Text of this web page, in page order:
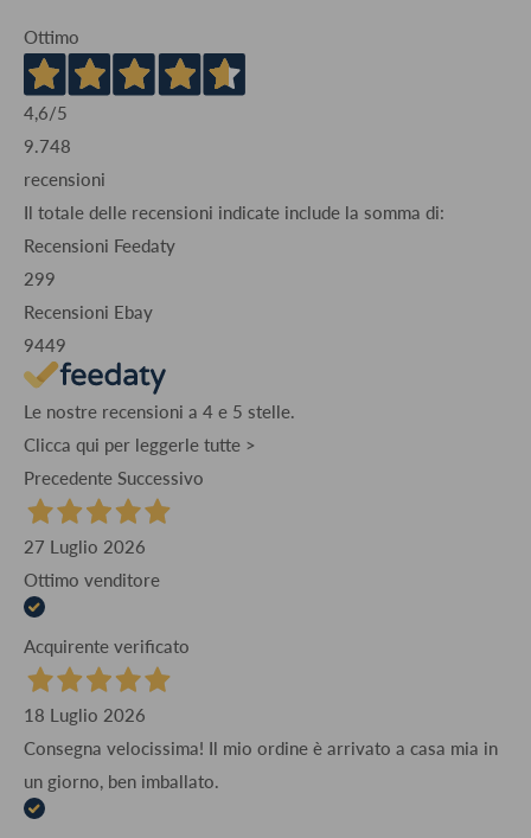
Ottimo
4,6/5
9.748
recensioni
Il totale delle recensioni indicate include la somma di:
Recensioni Feedaty
299
Recensioni Ebay
9449
Le nostre recensioni a 4 e 5 stelle.
Clicca qui per leggerle tutte >
Precedente Successivo
27 Luglio 2026
Ottimo venditore
Acquirente verificato
18 Luglio 2026
Consegna velocissima! Il mio ordine è arrivato a casa mia in
un giorno, ben imballato.